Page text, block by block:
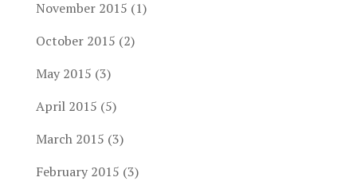
November 2015 (1)
October 2015 (2)
May 2015 (3)
April 2015 (5)
March 2015 (3)
February 2015 (3)